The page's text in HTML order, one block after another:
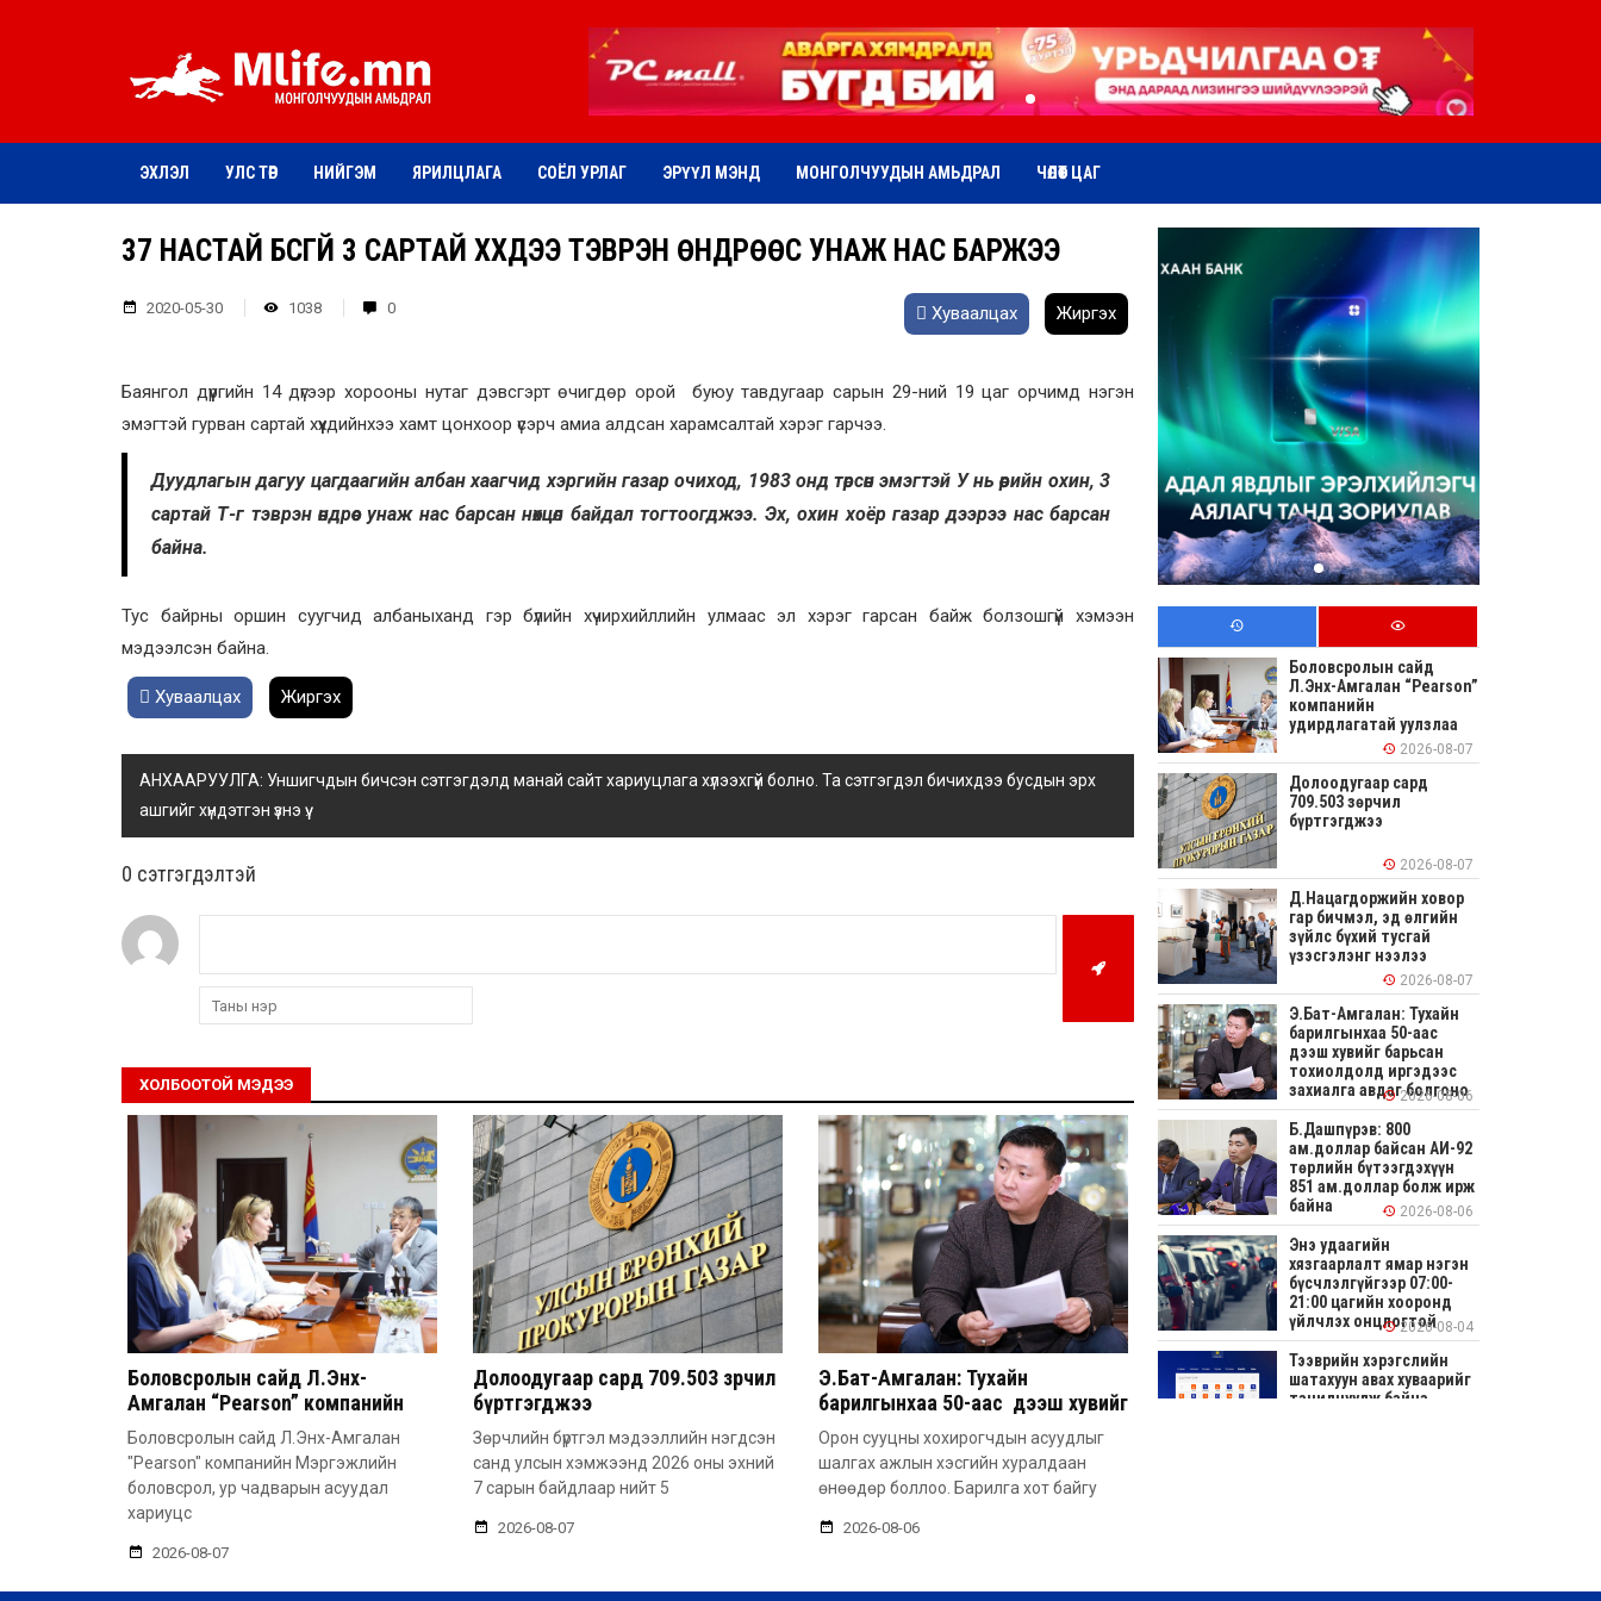
ЭХЛЭЛ УЛС ТӨР НИЙГЭМ ЯРИЛЦЛАГА СОЁЛ УРЛАГ ЭРҮҮЛ МЭНД МОНГОЛЧУУДЫН АМЬДРАЛ ЧӨЛӨӨТ ЦАГ
37 НАСТАЙ БҮСГҮЙ 3 САРТАЙ ХҮҮХДЭЭ ТЭВРЭН ӨНДРӨӨС УНАЖ НАС БАРЖЭЭ
2020-05-30 1038 0 Хуваалцах Жиргэх
Баянгол дүүргийн 14 дүгээр хорооны нутаг дэвсгэрт өчигдөр орой буюу тавдугаар сарын 29-ний 19 цаг орчимд нэгэн
эмэгтэй гурван сартай хүүхдийнхээ хамт цонхоор үсэрч амиа алдсан харамсалтай хэрэг гарчээ.
Дуудлагын дагуу цагдаагийн албан хаагчид хэргийн газар очиход, 1983 онд төрсөн эмэгтэй У нь өөрийн охин, 3
сартай Т-г тэврэн өндрөөс унаж нас барсан нөхцөл байдал тогтоогджээ. Эх, охин хоёр газар дээрээ нас барсан
байна.
Тус байрны оршин суугчид албаныханд гэр бүлийн хүчирхийллийн улмаас эл хэрэг гарсан байж болзошгүй хэмээн
мэдээлсэн байна.
Хуваалцах Жиргэх
АНХААРУУЛГА: Уншигчдын бичсэн сэтгэгдэлд манай сайт хариуцлага хүлээхгүй болно. Та сэтгэгдэл бичихдээ бусдын эрх
ашгийг хүндэтгэн үзнэ үү.
0 cэтгэгдэлтэй
ХОЛБООТОЙ МЭДЭЭ
Боловсролын сайд Л.Энх-
Амгалан “Pearson” компанийн
удирдлагатай уулзлаа
Боловсролын сайд Л.Энх-Амгалан
"Pearson" компанийн Мэргэжлийн
боловсрол, ур чадварын асуудал
хариуцс
2026-08-07
Долоодугаар сард 709.503 зөрчил
бүртгэгджээ
Зөрчлийн бүртгэл мэдээллийн нэгдсэн
санд улсын хэмжээнд 2026 оны эхний
7 сарын байдлаар нийт 5
2026-08-07
Э.Бат-Амгалан: Тухайн
барилгынхаа 50-аас дээш хувийг
барьсан тохиолдолд иргэдээс
захиалга авдаг болгоно
Орон сууцны хохирогчдын асуудлыг
шалгах ажлын хэсгийн хуралдаан
өнөөдөр боллоо. Барилга хот байгу
2026-08-06
Боловсролын сайд
Л.Энх-Амгалан “Pearson”
компанийн
удирдлагатай уулзлаа
2026-08-07
Долоодугаар сард
709.503 зөрчил
бүртгэгджээ
2026-08-07
Д.Нацагдоржийн ховор
гар бичмэл, эд өлгийн
зүйлс бүхий тусгай
үзэсгэлэнг нээлээ
2026-08-07
Э.Бат-Амгалан: Тухайн
барилгынхаа 50-аас
дээш хувийг барьсан
тохиолдолд иргэдээс
захиалга авдаг болгоно
2026-08-06
Б.Дашпүрэв: 800
ам.доллар байсан АИ-92
төрлийн бүтээгдэхүүн
851 ам.доллар болж ирж
байна
2026-08-06
Энэ удаагийн
хязгаарлалт ямар нэгэн
бүсчлэлгүйгээр 07:00-
21:00 цагийн хооронд
үйлчлэх онцлогтой2026-08-04
Тээврийн хэрэгслийн
шатахуун авах хуваарийг
танилцуулж байна
Улсын заан